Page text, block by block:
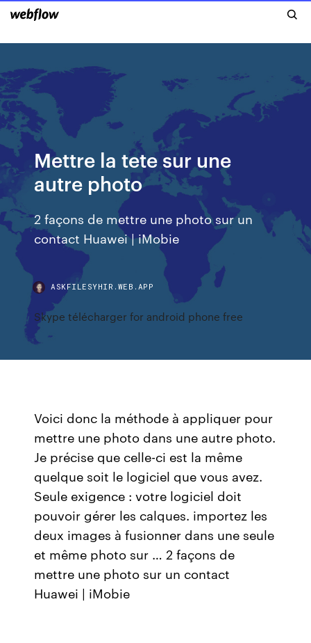
Mettre la tete sur une
autre photo
2 façons de mettre une photo sur un
contact Huawei | iMobie
ASKFILESYHIR.WEB.APP
Skype télécharger for android phone free
Voici donc la méthode à appliquer pour
mettre une photo dans une autre photo.
Je précise que celle-ci est la même
quelque soit le logiciel que vous avez.
Seule exigence : votre logiciel doit
pouvoir gérer les calques. importez les
deux images à fusionner dans une seule
et même photo sur … 2 façons de
mettre une photo sur un contact
Huawei | iMobie